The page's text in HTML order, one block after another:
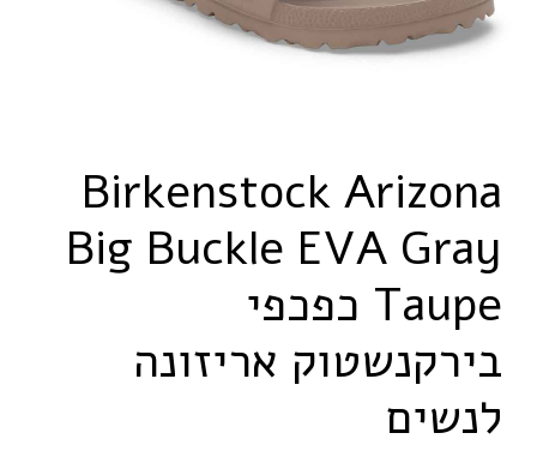
Birkenstock Arizona
Big Buckle EVA Gray
Taupe
כפכפי
בירקנשטוק אריזונה
לנשים